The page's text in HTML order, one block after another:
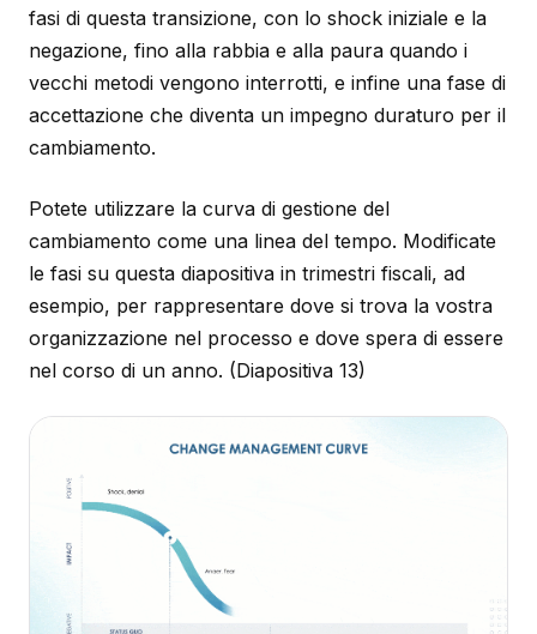
fasi di questa transizione, con lo shock iniziale e la
negazione, fino alla rabbia e alla paura quando i
vecchi metodi vengono interrotti, e infine una fase di
accettazione che diventa un impegno duraturo per il
cambiamento.
Potete utilizzare la curva di gestione del
cambiamento come una linea del tempo. Modificate
le fasi su questa diapositiva in trimestri fiscali, ad
esempio, per rappresentare dove si trova la vostra
organizzazione nel processo e dove spera di essere
nel corso di un anno. (Diapositiva 13)